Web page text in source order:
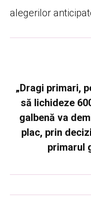
alegerilor
„Dragi primari,
să lichideze
galbenă va
plac, prin
primarul